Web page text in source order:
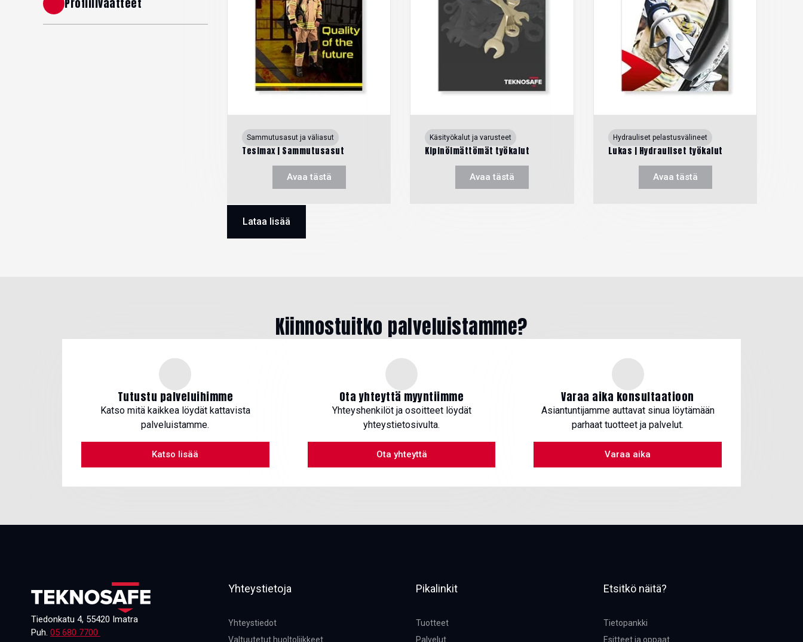
Profiilivaatteet
Sammutusasut ja väliasut
Tesimax | Sammutusasut
Avaa tästä
Käsityökalut ja varusteet
Kipinöimättömät työkalut
Avaa tästä
Hydrauliset pelastusvälineet
Lukas | Hydrauliset työkalut
Avaa tästä
Lataa lisää
Kiinnostuitko palveluistamme?
Tutustu palveluihimme
Katso mitä kaikkea löydät kattavista
palveluistamme.
Katso lisää
Ota yhteyttä myyntiimme
Yhteyshenkilöt ja osoitteet löydät
yhteystietosivulta.
Ota yhteyttä
Varaa aika konsultaatioon
Asiantuntijamme auttavat sinua löytämään
parhaat tuotteet ja palvelut.
Varaa aika
Tiedonkatu 4, 55420 Imatra
Puh. 05 680 7700
Yhteystietoja
Yhteystiedot
Valtuutetut huoltoliikkeet
Pikalinkit
Tuotteet
Palvelut
Etsitkö näitä?
Tietopankki
Esitteet ja oppaat